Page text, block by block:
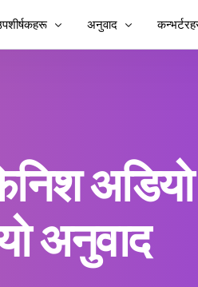
डबिङ
अनुवादक
सिर्जनाकर्ता
अनुवाद
SRT
SRT
अडियो
अनुवाद